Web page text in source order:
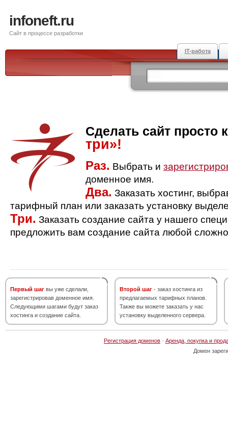
infoneft.ru
Сайт в процессе разработки
IT-работа
Сделать сайт просто
три»!
Раз. Выбрать и
доменное имя.
Два. Заказать хостинг,
тарифный план или заказать установку
Три. Заказать создание сайта у нашего
предложить вам создание сайта любой
Первый шаг вы уже сделали,
зарегистрировав доменное имя.
Следующими шагами будут заказ
хостинга и создание сайта.
Второй шаг - заказ хостинга из
предлагаемых тарифных планов.
Также вы можете заказать у нас
установку выделенного сервера.
Регистрация доменов · Аренда, покупка и
Домен